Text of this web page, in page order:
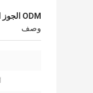
ODM الجوز الطبيعي القشرة 0.5 مم قلم رصاص استخدام قطع الأثاث
وصف